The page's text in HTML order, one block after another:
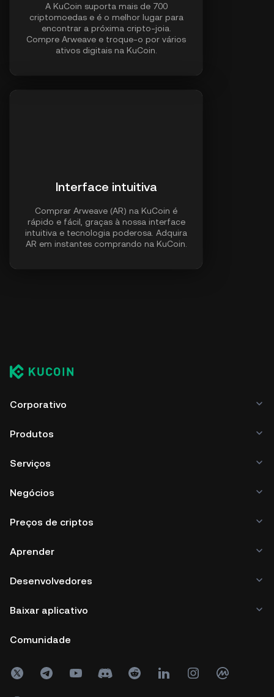
A KuCoin suporta mais de 700
criptomoedas e é o melhor lugar para
encontrar a próxima cripto-joia.
Compre Arweave e troque-o por vários
ativos digitais na KuCoin.
Interface intuitiva
Comprar Arweave (AR) na KuCoin é
rápido e fácil, graças à nossa interface
intuitiva e tecnologia poderosa. Adquira
AR em instantes comprando na KuCoin.
Corporativo
Produtos
Serviços
Negócios
Preços de criptos
Aprender
Desenvolvedores
Baixar aplicativo
Comunidade